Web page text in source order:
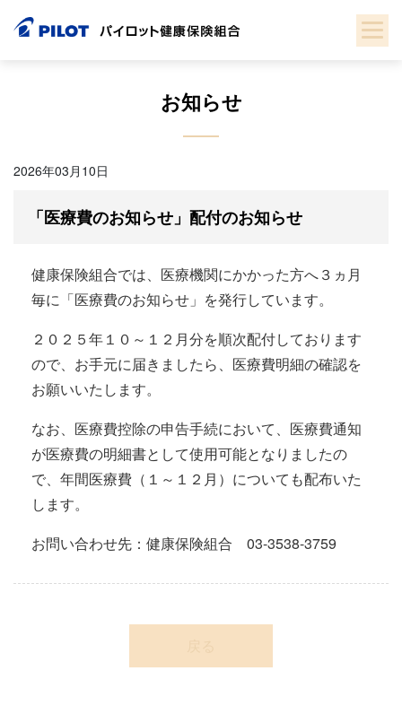
お知らせ
2026年03月10日
「医療費のお知らせ」配付のお知らせ
健康保険組合では、医療機関にかかった方へ３ヵ月
毎に「医療費のお知らせ」を発行しています。
２０２５年１０～１２月分を順次配付しております
ので、お手元に届きましたら、医療費明細の確認を
お願いいたします。
なお、医療費控除の申告手続において、医療費通知
が医療費の明細書として使用可能となりましたの
で、年間医療費（１～１２月）についても配布いた
します。
お問い合わせ先：健康保険組合 03-3538-3759